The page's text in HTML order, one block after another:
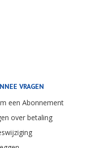
VRAGEN
een Abonnement
over betaling